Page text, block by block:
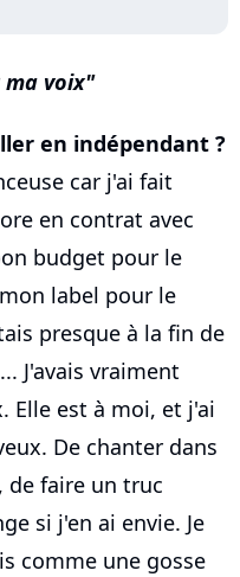
ma voix
en indépendant ?
car j'ai fait
en contrat avec
budget pour le
label pour le
presque à la fin de
J'avais vraiment
Elle est à moi, et j'ai
De chanter dans
de faire un truc
si j'en ai envie. Je
comme une gosse